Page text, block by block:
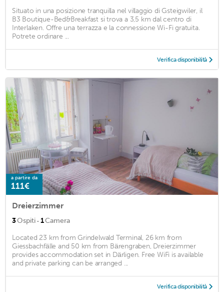
Situato in una posizione tranquilla nel villaggio di Gsteigwiler, il
B3 Boutique-Bed&Breakfast si trova a 3,5 km dal centro di
Interlaken. Offre una terrazza e la connessione Wi-Fi gratuita.
Potrete ordinare ...
Verifica disponibilità
a partire da
111€
Dreierzimmer
3Ospiti · 1Camera
Located 23 km from Grindelwald Terminal, 26 km from
Giessbachfälle and 50 km from Bärengraben, Dreierzimmer
provides accommodation set in Därligen. Free WiFi is available
and private parking can be arranged ...
Verifica disponibilità